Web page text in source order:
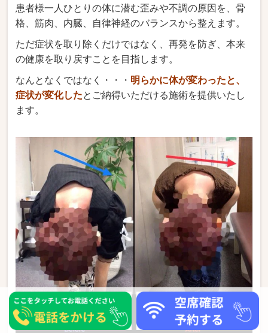
患者様一人ひとりの体に潜む歪みや不調の原因を、骨
格、筋肉、内臓、自律神経のバランスから整えます。
ただ症状を取り除くだけではなく、再発を防ぎ、本来
の健康を取り戻すことを目指します。
なんとなくではなく・・・ 明らかに体が変わったと、
症状が変化したとご納得いただける施術を提供いたし
ます。